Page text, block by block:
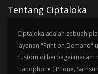
Tentang Ciptaloka
Ciptaloka adalah sebuah
layanan "Print on Demand"
custom di berbagai macam
Handphone (iPhone,